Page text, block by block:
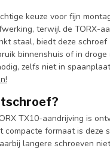
keuze voor fijn
terwijl de TORX-
staal, biedt deze
binnenshuis of in droge
zelfs niet in
TX10-aandrijving is
formaat is deze
langere schroeven